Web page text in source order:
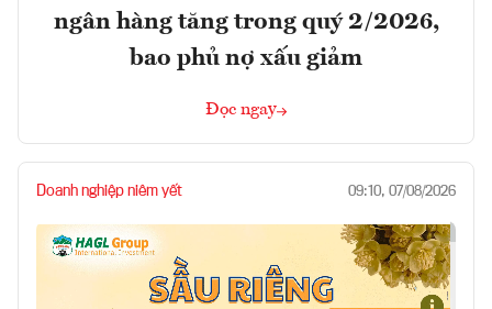
ngân hàng tăng trong quý 2/2026,
bao phủ nợ xấu giảm
Đọc ngay
Doanh nghiệp niêm yết 09:10, 07/08/2026